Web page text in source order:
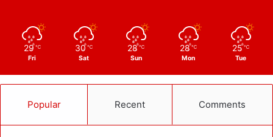
29 ℃
Fri
30 ℃
Sat
28 ℃
Sun
28 ℃
Mon
25 ℃
Tue
Popular Recent Comments